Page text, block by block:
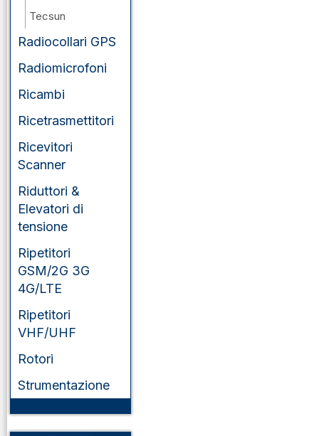
Tecsun
Wouxun
Yaesu
Radiocollari GPS
Radiomicrofoni
Ricambi
Ricetrasmettitori
Ricevitori
Scanner
Riduttori &
Elevatori di
tensione
Ripetitori
GSM/2G 3G
4G/LTE
Ripetitori
VHF/UHF
Rotori
Strumentazione